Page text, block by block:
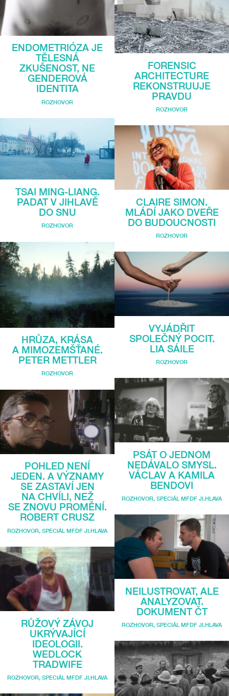
ENDOMETRIÓZA JE
TĚLESNÁ
ZKUŠENOST, NE
GENDEROVÁ
IDENTITA
ROZHOVOR
TSAI MING-LIANG.
PADAT V JIHLAVĚ
DO SNU
ROZHOVOR
HRŮZA, KRÁSA
A MIMOZEMŠŤANÉ.
PETER METTLER
ROZHOVOR
POHLED NENÍ
JEDEN. A VÝZNAMY
SE ZASTAVÍ JEN
NA CHVÍLI, NEŽ
SE ZNOVU PROMĚNÍ.
ROBERT CRUSZ
ROZHOVOR SPECIÁL MFDF JI.HLAVA
RŮŽOVÝ ZÁVOJ
UKRÝVAJÍCÍ
IDEOLOGII.
WEDLOCK
TRADWIFE
ROZHOVOR SPECIÁL MFDF JI.HLAVA
FORENSIC
ARCHITECTURE
REKONSTRUUJE
PRAVDU
ROZHOVOR
CLAIRE SIMON.
MLÁDÍ JAKO DVEŘE
DO BUDOUCNOSTI
ROZHOVOR
VYJÁDŘIT
SPOLEČNÝ POCIT.
LIA SÁILE
ROZHOVOR
PSÁT O JEDNOM
NEDÁVALO SMYSL.
VÁCLAV A KAMILA
BENDOVI
ROZHOVOR, SPECIÁL MFDF JI.HLAVA
NEILUSTROVAT, ALE
ANALYZOVAT.
DOKUMENT ČT
ROZHOVOR, SPECIÁL MFDF JI.HLAVA